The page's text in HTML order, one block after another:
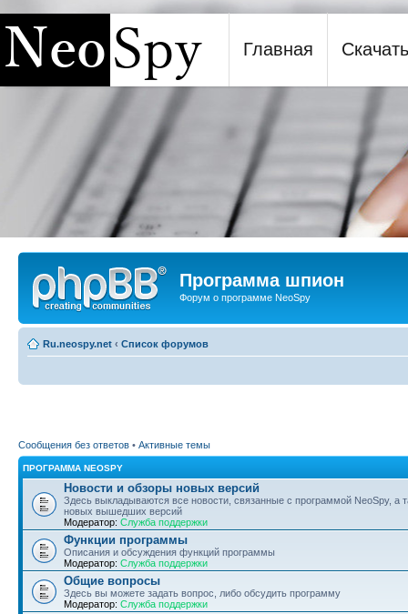
Программа шпион NeoSpy
Главная Скачать
Программа шпион
Форум о программе NeoSpy
Ru.neospy.net ‹ Список форумов
Сообщения без ответов • Активные темы
ПРОГРАММА NEOSPY
Новости и обзоры новых версий
Здесь выкладываются все новости, связанные с программой NeoSpy, а
новых вышедших версий
Модератор: Служба поддержки
Функции программы
Описания и обсуждения функций программы
Модератор: Служба поддержки
Общие вопросы
Здесь вы можете задать вопрос, либо обсудить программу
Модератор: Служба поддержки